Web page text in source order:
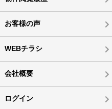
お客様の声
WEBチラシ
会社概要
ログイン